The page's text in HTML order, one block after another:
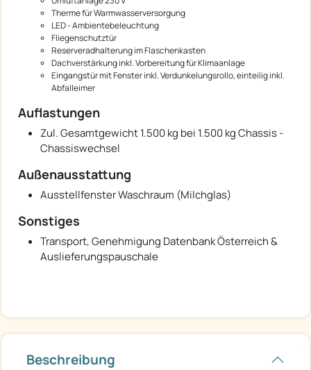
Therme für Warmwasserversorgung
LED - Ambientebeleuchtung
Fliegenschutztür
Reserveradhalterung im Flaschenkasten
Dachverstärkung inkl. Vorbereitung für Klimaanlage
Eingangstür mit Fenster inkl. Verdunkelungsrollo, einteilig inkl.
Abfalleimer
Auflastungen
Zul. Gesamtgewicht 1.500 kg bei 1.500 kg Chassis -
Chassiswechsel
Außenausstattung
Ausstellfenster Waschraum (Milchglas)
Sonstiges
Transport, Genehmigung Datenbank Österreich &
Auslieferungspauschale
Beschreibung